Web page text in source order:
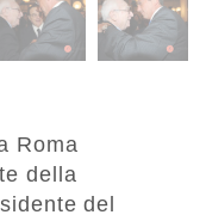
Roma
della
del